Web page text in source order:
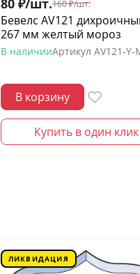
160 ₽/шт.
Бевелс AV121
267 мм желтый мороз
В наличииАртикул AV121-Y-
В корзину
Купить в один клик
ЛИКВИДАЦИЯ